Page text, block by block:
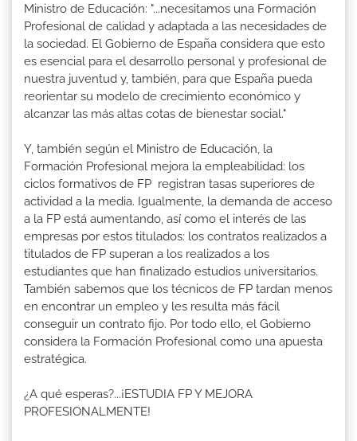
Ministro de Educación: "...necesitamos una Formación
Profesional de calidad y adaptada a las necesidades de
la sociedad. El Gobierno de España considera que esto
es esencial para el desarrollo personal y profesional de
nuestra juventud y, también, para que España pueda
reorientar su modelo de crecimiento económico y
alcanzar las más altas cotas de bienestar social."
Y, también según el Ministro de Educación, la
Formación Profesional mejora la empleabilidad: los
ciclos formativos de FP registran tasas superiores de
actividad a la media. Igualmente, la demanda de acceso
a la FP está aumentando, así como el interés de las
empresas por estos titulados: los contratos realizados a
titulados de FP superan a los realizados a los
estudiantes que han finalizado estudios universitarios.
También sabemos que los técnicos de FP tardan menos
en encontrar un empleo y les resulta más fácil
conseguir un contrato fijo. Por todo ello, el Gobierno
considera la Formación Profesional como una apuesta
estratégica.
¿A qué esperas?...¡ESTUDIA FP Y MEJORA
PROFESIONALMENTE!